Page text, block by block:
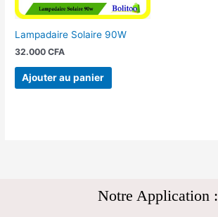
Lampadaire Solaire 90W
32.000CFA
Ajouter au panier
Notre Application :